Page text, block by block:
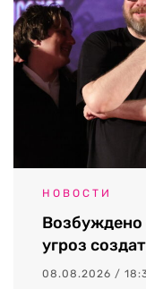
НОВОСТИ
Возбуждено
угроз
08.08.2026 /